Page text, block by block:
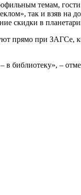
темам, гости
так и взяв на
скидки в
прямо при
библиотеку», –